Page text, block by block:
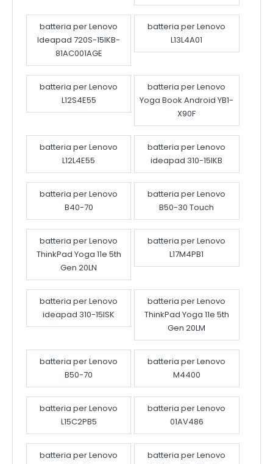
batteria per Lenovo
Ideapad 720S-15IKB-
81AC001AGE
batteria per Lenovo
L13L4A01
batteria per Lenovo
L12S4E55
batteria per Lenovo
Yoga Book Android YB1-
X90F
batteria per Lenovo
L12L4E55
batteria per Lenovo
ideapad 310-15IKB
batteria per Lenovo
B40-70
batteria per Lenovo
B50-30 Touch
batteria per Lenovo
ThinkPad Yoga 11e 5th
Gen 20LN
batteria per Lenovo
L17M4PB1
batteria per Lenovo
ideapad 310-15ISK
batteria per Lenovo
ThinkPad Yoga 11e 5th
Gen 20LM
batteria per Lenovo
B50-70
batteria per Lenovo
M4400
batteria per Lenovo
L15C2PB5
batteria per Lenovo
01AV486
batteria per Lenovo
batteria per Lenovo